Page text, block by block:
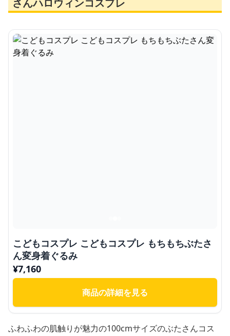
さんハロウィンコスプレ
こどもコスプレ こどもコスプレ もちもちぶたさ
ん変身着ぐるみ
¥7,160
商品の詳細を見る
ふわふわの肌触りが魅力の100cmサイズのぶたさんコス